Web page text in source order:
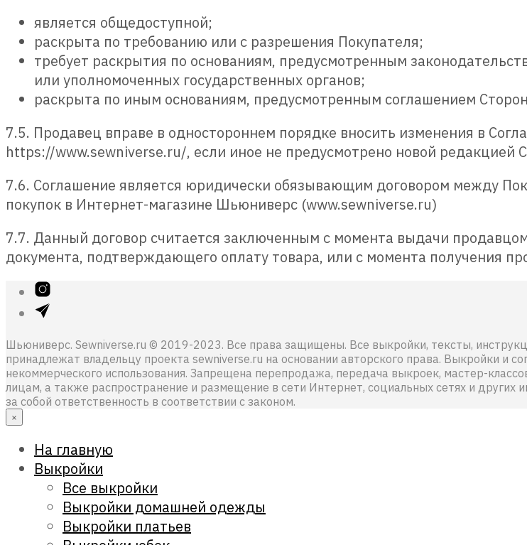
является общедоступной;
раскрыта по требованию или с разрешения Покупателя;
требует раскрытия по основаниям, предусмотренным
или уполномоченных государственных органов;
раскрыта по иным основаниям, предусмотренным соглашением
7.5. Продавец вправе в одностороннем порядке вносить изменения в
https://www.sewniverse.ru/, если иное не предусмотрено новой редакцией
7.6. Соглашение является юридически обязывающим договором между
покупок в Интернет-магазине Шьюниверс (www.sewniverse.ru)
7.7. Данный договор считается заключенным с момента выдачи
документа, подтверждающего оплату товара, или с момента получения
Шьюниверс. Sewniverse.ru © 2019-2023. Все права защищены. Все выкройки, тексты,
принадлежат владельцу проекта sewniverse.ru на основании авторского права. Выкройки и
некоммерческого использования. Запрещена перепродажа, передача выкроек, мастер-
лицам, а также распространение и размещение в сети Интернет, социальных сетях и
за собой ответственность в соответствии с законом.
×
На главную
Выкройки
Все выкройки
Выкройки домашней одежды
Выкройки платьев